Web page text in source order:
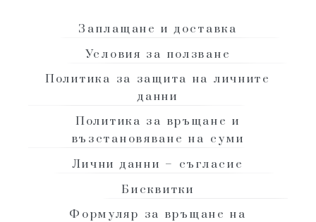
Заплащане и доставка
Условия за ползване
Политика за защита на личните
данни
Политика за връщане и
възстановяване на суми
Лични данни – съгласие
Бисквитки
Формуляр за връщане на